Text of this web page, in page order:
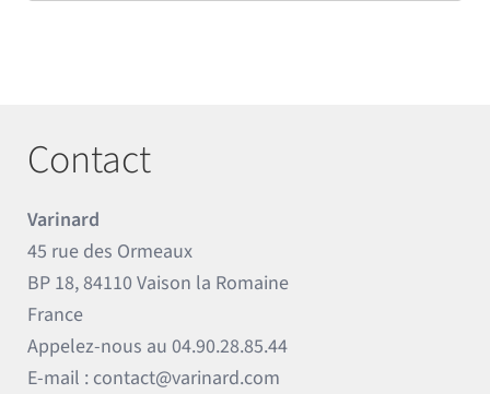
Contact
Varinard
45 rue des Ormeaux
BP 18, 84110 Vaison la Romaine
France
Appelez-nous au04.90.28.85.44
E-mail : contact@varinard.com